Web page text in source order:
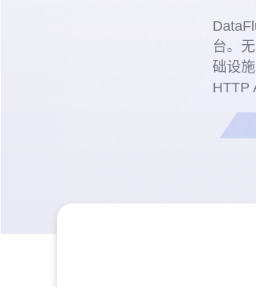
台。
础设
HTTP